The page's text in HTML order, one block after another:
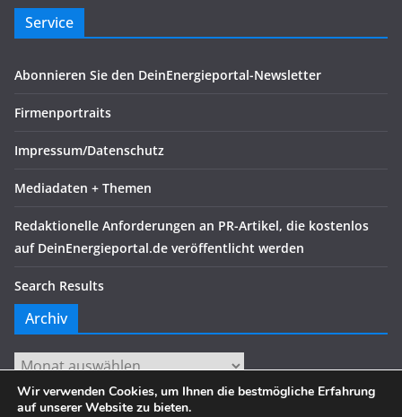
Service
Abonnieren Sie den DeinEnergieportal-Newsletter
Firmenportraits
Impressum/Datenschutz
Mediadaten + Themen
Redaktionelle Anforderungen an PR-Artikel, die kostenlos
auf DeinEnergieportal.de veröffentlicht werden
Search Results
Archiv
Archiv
Wir verwenden Cookies, um Ihnen die bestmögliche Erfahrung
auf unserer Website zu bieten.